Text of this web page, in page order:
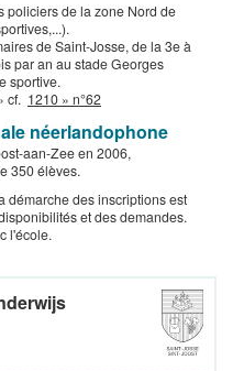
policiers de la zone Nord de
de Saint-Josse, de la 3e à
par an au stade Georges
sportive.
cf. 1210 » n°62
néerlandophone
aan-Zee en 2006,
350 élèves.
démarche des inscriptions est
et des demandes.
l'école.